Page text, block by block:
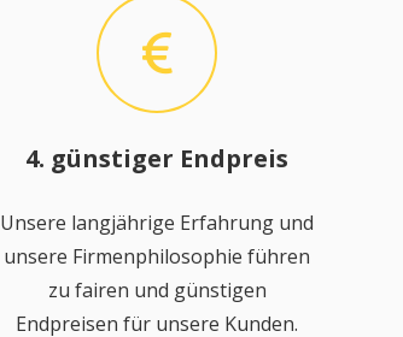
4. günstiger Endpreis
Unsere langjährige Erfahrung und
unsere Firmenphilosophie führen
zu fairen und günstigen
Endpreisen für unsere Kunden.